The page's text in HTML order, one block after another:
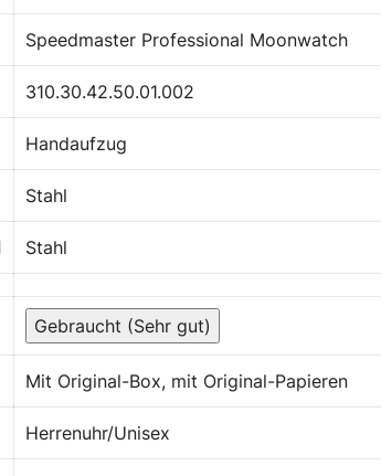
Speedmaster Professional Moonwatch
310.30.42.50.01.002
Handaufzug
Stahl
Stahl
Gebraucht (Sehr gut)
Mit Original-Box, mit Original-Papieren
Herrenuhr/Unisex